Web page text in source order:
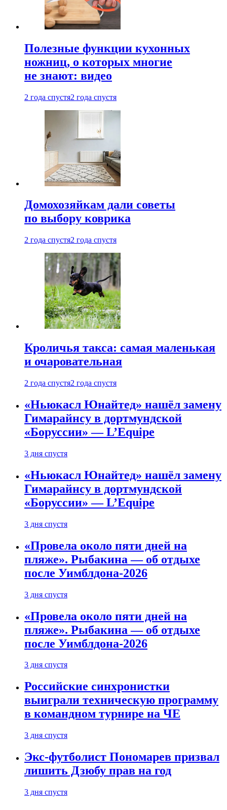
Полезные функции кухонных
ножниц, о которых многие
не знают: видео
2 года спустя2 года спустя
Домохозяйкам дали советы
по выбору коврика
2 года спустя2 года спустя
Кроличья такса: самая маленькая
и очаровательная
2 года спустя2 года спустя
«Ньюкасл Юнайтед» нашёл замену
Гимарайнсу в дортмундской
«Боруссии» — L’Equipe
3 дня спустя
«Ньюкасл Юнайтед» нашёл замену
Гимарайнсу в дортмундской
«Боруссии» — L’Equipe
3 дня спустя
«Провела около пяти дней на
пляже». Рыбакина — об отдыхе
после Уимблдона-2026
3 дня спустя
«Провела около пяти дней на
пляже». Рыбакина — об отдыхе
после Уимблдона-2026
3 дня спустя
Российские синхронистки
выиграли техническую программу
в командном турнире на ЧЕ
3 дня спустя
Экс-футболист Пономарев призвал
лишить Дзюбу прав на год
3 дня спустя